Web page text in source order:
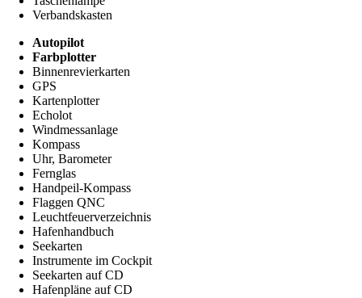
Verbandskasten
Autopilot
Farbplotter
Binnenrevierkarten
GPS
Kartenplotter
Echolot
Windmessanlage
Kompass
Uhr, Barometer
Fernglas
Handpeil-Kompass
Flaggen QNC
Leuchtfeuerverzeichnis
Hafenhandbuch
Seekarten
Instrumente im Cockpit
Seekarten auf CD
Hafenpläne auf CD